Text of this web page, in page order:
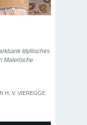
Idyllisches
Malerische
H. V. VIEREGGE